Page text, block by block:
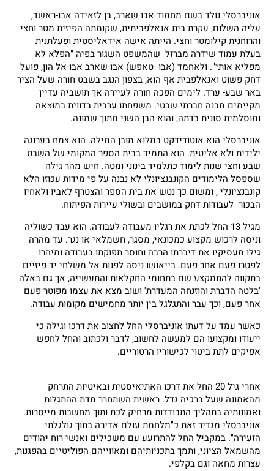
אוניברסלי נולד בשם מחמוד אבו שארב, בן לזאידה אבו-ראשד,
עליה השלום, עקרת בית אנאלפביתית, שקומתה הפיזית מטר וחצי
והרוחנית קילומטר וחצי. הייתה אישה אידאליסטית ופעלתנית
בעלת עמוד שידרה מברזל שהמשפט השגור בפיה "הפלא לא
מפליא אותי". ולאחמד (אבו -טאפש) אבו-שארב אבו-אל הון, פועל
דחק פשוט ואנאלפבית אף הוא, בצפון הנגב בשבט חורה שעל הציר
באר שבע- ערד. לימים הפכה חורה לעיירה אך תושביה עדיין
מקיימים מבנה חברתי שבטי. משפחתו ערבית בדווית במוצאה
ומוסלמית סונית בדתה, והוא הבן השני מתוך שמונה.
אוניברסלי הוא אוטודידקט במלוא מובן המילה. הוא צמח בערוגה
ילידית ולא אליטית. הוא התמיד בבית הספר המקומי של השבט
שבע וחצי שנות לימוד כתלמיד בינוני ומטה. חיש מהר גילה
שספסל הלימודים הקונבנציונלי לא נבנה על פי מידות עכוזו הלא
קונבנציונלי , ומשום כך נטש את בית הספר והצטרף לאביו ולאחיו
הבכור לעבודות דחק במושבים ובשולי עיירות הפיתוח.
מגיל 13 החל לכתת את רגליו מעבודה לעבודה. הוא עבד כשוליה
וניסה לרכוש מקצוע כמכונאי, מסגר, חשמלאי או נגר. עד מהרה
גילו מעסיקיו את דיברתו הרבה וחוסר תפוקתו בעבודה ומיהרו
לפטרו פעם אחר פעם. בייאושו ניסה לפנות אל משלחי יד פיזיים
בתקווה להתמקצע שם בתחומי החקלאות והתעשייה, אך גם באלה
'בלטה הדברת והוזנחה המעדרת' ושוב מצא את עצמו מפוטר פעם
אחר פעם, וכך עבר והתגלגל בין יותר מחמישים מקומות עבודה.
כאשר עמד על דעתו אוניברסלי החל לחצוב את דרכו וגילה כי
ייעודו ומקצועו הם למעשה לחשוב, לדבר ולכתוב והחל לחפש
אפיקים לתת ביטוי לכישוריו הרטוריים.
אחרי גיל 20 החל את דרכו האתיאיסטית ובאיטיות התרחק
מהאמונה שעל ברכיה גדל. ראשית השתחרר מדת ההתגלות
ואמונותיה בתהליך התבודדות מרחיק לכת ותוך מחשבות מייסרות.
אוניברסלי מגדיר זאת כ"מלחמת עולם אדירה בתוך גולגלתי
הזעירה". במקביל החל להתרועע עם משכילים ואנשי רוח יהודים
מהשמאל הציוני, ותמך בתכניותיהם ומאווייהם הפוליטיים בהפגנות,
עצרות מחאה וגם בקלפי.